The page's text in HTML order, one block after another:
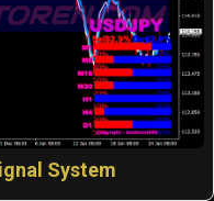
System